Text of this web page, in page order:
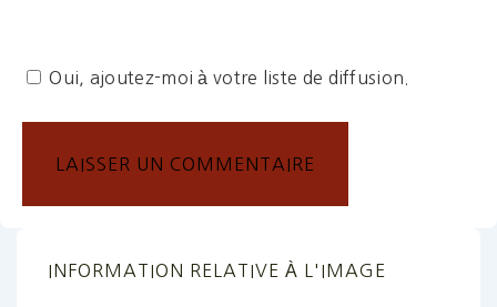
Oui, ajoutez-moi à votre liste de diffusion.
INFORMATION RELATIVE À L'IMAGE